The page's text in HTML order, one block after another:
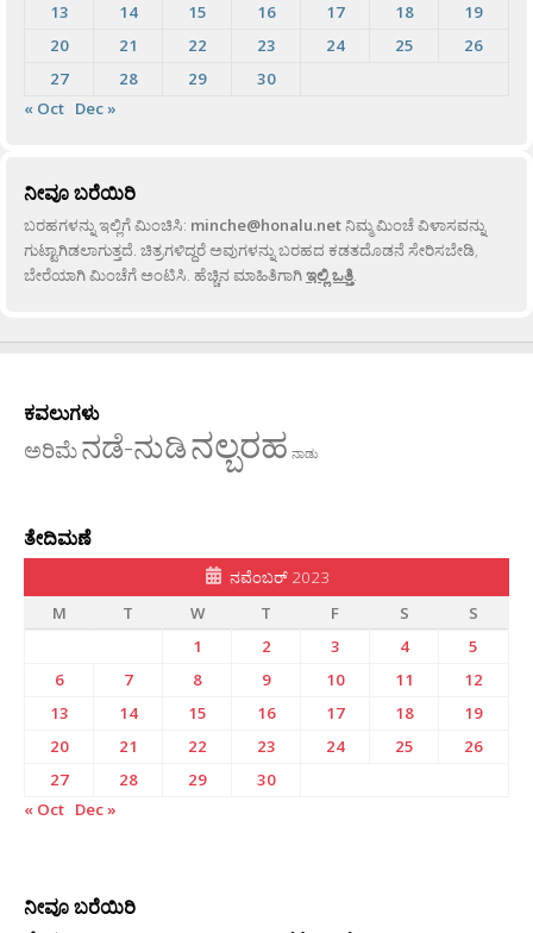
13
14 15 16 17 18
19
20
21 22 23 24 25
26
27
28 29
30
« Oct Dec »
ನೀವೂ ಬರೆಯಿರಿ
ಬರಹಗಳನ್ನು ಇಲ್ಲಿಗೆ ಮಿಂಚಿಸಿ: minche@honalu.netನಿಮ್ಮ ಮಿಂಚೆ ವಿಳಾಸವನ್ನು
ಗುಟ್ಟಾಗಿಡಲಾಗುತ್ತದೆ. ಚಿತ್ರಗಳಿದ್ದರೆ ಅವುಗಳನ್ನು ಬರಹದ ಕಡತದೊಡನೆ ಸೇರಿಸಬೇಡಿ,
ಬೇರೆಯಾಗಿ ಮಿಂಚೆಗೆ ಅಂಟಿಸಿ. ಹೆಚ್ಚಿನ ಮಾಹಿತಿಗಾಗಿಇಲ್ಲಿ ಒತ್ತಿ.
ಕವಲುಗಳು
ಅರಿಮೆನಡೆ-ನುಡಿನಲ್ಬರಹ ನಾಡು
ತೇದಿಮಣೆ
ನವೆಂಬರ್ 2023
M
T W T F S
S
1
2 3 4
5
6
7 8 9 10 11
12
13
14 15 16 17 18
19
20
21 22 23 24 25
26
27
28 29
30
« Oct Dec »
ನೀವೂ ಬರೆಯಿರಿ